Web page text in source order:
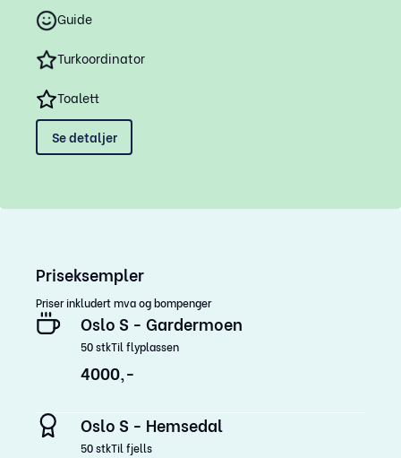
Guide
Turkoordinator
Toalett
Se detaljer
Priseksempler
Priser inkludert mva og bompenger
Oslo S - Gardermoen
50stkTil flyplassen
4000,-
Oslo S - Hemsedal
50stkTil fjells